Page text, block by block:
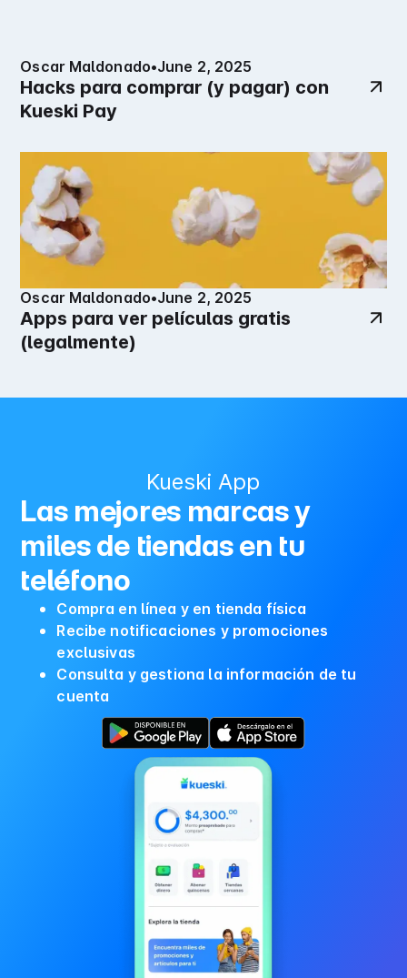
Oscar Maldonado•June 2, 2025
Hacks para comprar (y pagar) con
Kueski Pay
Oscar Maldonado•June 2, 2025
Apps para ver películas gratis
(legalmente)
Kueski App
Las mejores marcas y
miles de tiendas en tu
teléfono
Compra en línea y en tienda física
Recibe notificaciones y promociones
exclusivas
Consulta y gestiona la información de tu
cuenta